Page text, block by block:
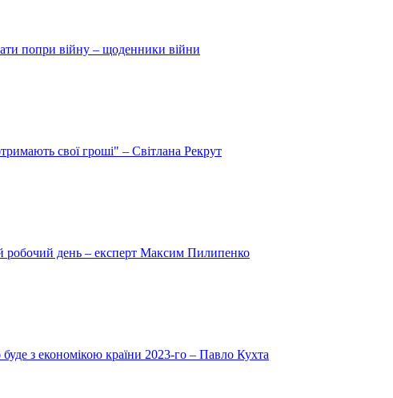
попри війну – щоденники війни
свої гроші" – Світлана Рекрут
робочий день – експерт Максим Пилипенко
з економікою країни 2023-го – Павло Кухта